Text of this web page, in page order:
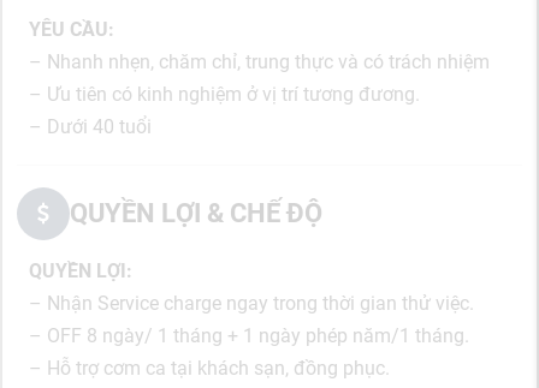
YÊU CẦU:
– Nhanh nhẹn, chăm chỉ, trung thực và có trách nhiệm
– Ưu tiên có kinh nghiệm ở vị trí tương đương.
– Dưới 40 tuổi
QUYỀN LỢI & CHẾ ĐỘ
QUYỀN LỢI:
– Nhận Service charge ngay trong thời gian thử việc.
– OFF 8 ngày/ 1 tháng + 1 ngày phép năm/1 tháng.
– Hỗ trợ cơm ca tại khách sạn, đồng phục.